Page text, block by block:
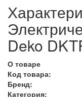
Deko
О товаре
Код товара:
Бренд:
Категория: